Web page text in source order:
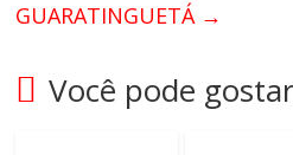
GUARATINGUETÁ →
Você pode